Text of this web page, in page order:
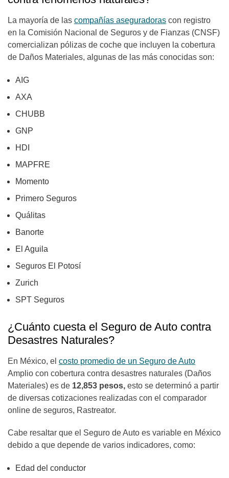
La mayoría de las compañías aseguradoras con registro
en la Comisión Nacional de Seguros y de Fianzas (CNSF)
comercializan pólizas de coche que incluyen la cobertura
de Daños Materiales, algunas de las más conocidas son:
AIG
AXA
CHUBB
GNP
HDI
MAPFRE
Momento
Primero Seguros
Quálitas
Banorte
El Aguila
Seguros El Potosí
Zurich
SPT Seguros
¿Cuánto cuesta el Seguro de Auto contra
Desastres Naturales?
En México, el costo promedio de un Seguro de Auto
Amplio con cobertura contra desastres naturales (Daños
Materiales) es de 12,853 pesos, esto se determinó a partir
de diversas cotizaciones realizadas con el comparador
online de seguros, Rastreator.
Cabe resaltar que el Seguro de Auto es variable en México
debido a que depende de varios indicadores, como:
Edad del conductor